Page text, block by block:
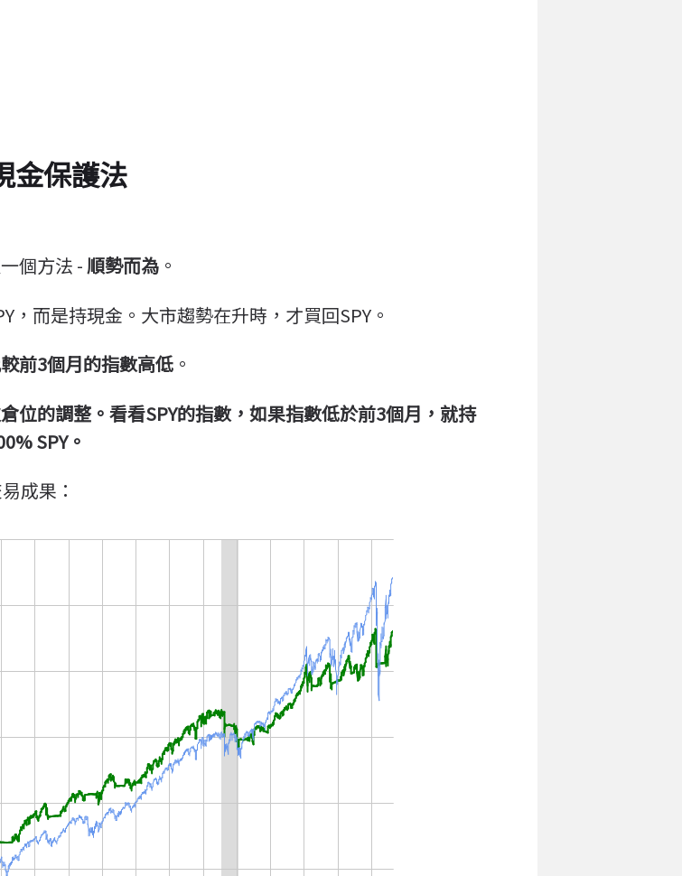
金保護法
個方法 -順勢而為 。
而是持現金。大市趨勢在升時，才買回SPY。
前3個月的指數高低 。
位的調整。看看SPY的指數，如果指數低於前3個月，就持
SPY。
成果：